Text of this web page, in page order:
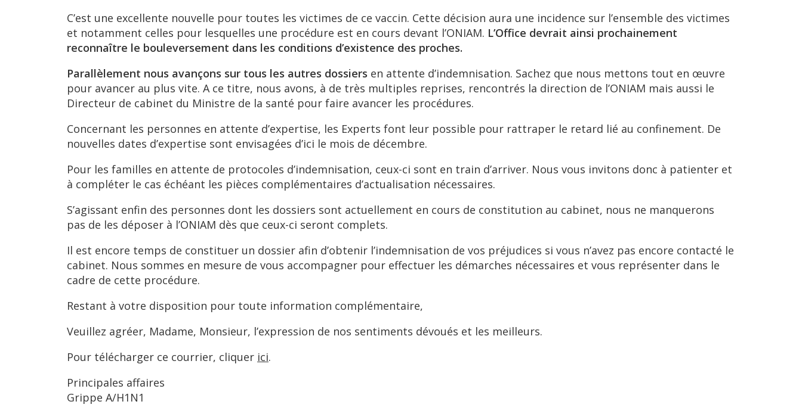
C’est une excellente nouvelle pour toutes les victimes de ce vaccin. Cette décision aura une incidence sur l’ensemble des victimes
et notamment celles pour lesquelles une procédure est en cours devant l’ONIAM. L’Office devrait ainsi prochainement
reconnaître le bouleversement dans les conditions d’existence des proches.
Parallèlement nous avançons sur tous les autres dossiers en attente d’indemnisation. Sachez que nous mettons tout en œuvre
pour avancer au plus vite. A ce titre, nous avons, à de très multiples reprises, rencontrés la direction de l’ONIAM mais aussi le
Directeur de cabinet du Ministre de la santé pour faire avancer les procédures.
Concernant les personnes en attente d’expertise, les Experts font leur possible pour rattraper le retard lié au confinement. De
nouvelles dates d’expertise sont envisagées d’ici le mois de décembre.
Pour les familles en attente de protocoles d’indemnisation, ceux-ci sont en train d’arriver. Nous vous invitons donc à patienter et
à compléter le cas échéant les pièces complémentaires d’actualisation nécessaires.
S’agissant enfin des personnes dont les dossiers sont actuellement en cours de constitution au cabinet, nous ne manquerons
pas de les déposer à l’ONIAM dès que ceux-ci seront complets.
Il est encore temps de constituer un dossier afin d’obtenir l’indemnisation de vos préjudices si vous n’avez pas encore contacté le
cabinet. Nous sommes en mesure de vous accompagner pour effectuer les démarches nécessaires et vous représenter dans le
cadre de cette procédure.
Restant à votre disposition pour toute information complémentaire,
Veuillez agréer, Madame, Monsieur, l’expression de nos sentiments dévoués et les meilleurs.
Pour télécharger ce courrier, cliquer ici.
Principales affaires
Grippe A/H1N1